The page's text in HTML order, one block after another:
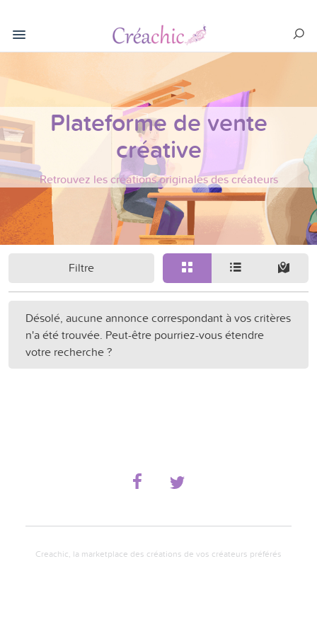
Plateforme de vente
créative
Retrouvez les créations originales des créateurs
Filtre
Désolé, aucune annonce correspondant à vos critères
n'a été trouvée. Peut-être pourriez-vous étendre
votre recherche ?
Creachic, la marketplace des créations de vos créateurs préférés